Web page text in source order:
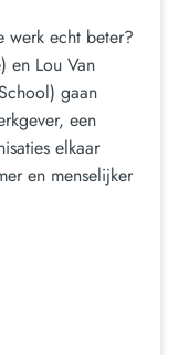
werk echt beter?
en Lou Van
gaan
een
elkaar
en menselijker